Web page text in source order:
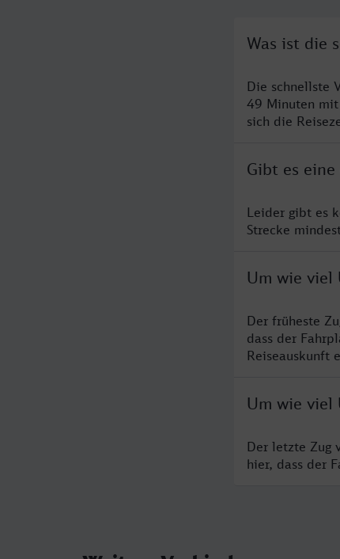
Was ist die
Die schnellste
49 Minuten mit
sich die
Gibt es
Leider gibt es
Strecke
Um wie viel
Der früheste
dass der
Reiseauskunft
Um wie viel
Der letzte Zug
hier, dass der